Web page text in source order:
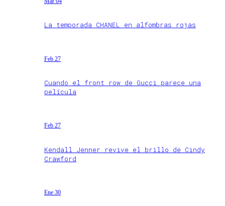
La temporada CHANEL en alfombras rojas
Feb 27
Cuando el front row de Gucci parece una
película
Feb 27
Kendall Jenner revive el brillo de Cindy
Crawford
Ene 30